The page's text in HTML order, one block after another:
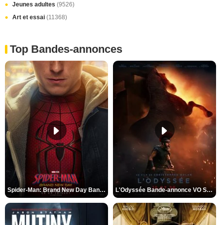
Jeunes adultes (9526)
Art et essai (11368)
Top Bandes-annonces
Spider-Man: Brand New Day Bande-annonce VO STFR L'Odyssée Bande-annonce VO STFR